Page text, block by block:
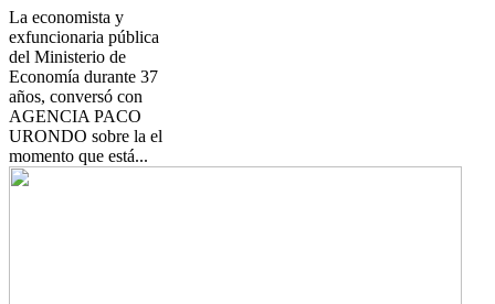
La economista y
exfuncionaria pública
del Ministerio de
Economía durante 37
años, conversó con
AGENCIA PACO
URONDO sobre la el
momento que está...
Imagen